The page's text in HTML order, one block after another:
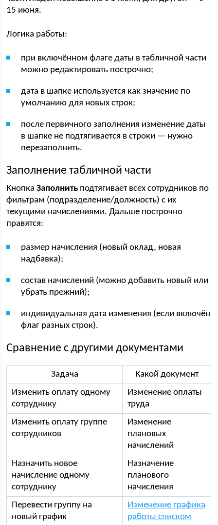
15 июня.
Логика работы:
при включённом флаге даты в табличной части
можно редактировать построчно;
дата в шапке используется как значение по
умолчанию для новых строк;
после первичного заполнения изменение даты
в шапке не подтягивается в строки — нужно
перезаполнить.
Заполнение табличной части
КнопкаЗаполнить подтягивает всех сотрудников по
фильтрам (подразделение/должность) с их
текущими начислениями. Дальше построчно
правятся:
размер начисления (новый оклад, новая
надбавка);
состав начислений (можно добавить новый или
убрать прежний);
индивидуальная дата изменения (если включён
флаг разных строк).
Сравнение с другими документами
Задача
Какой документ
Изменить оплату одному
сотруднику
Изменение оплаты
труда
Изменить оплату группе
сотрудников
Изменение
плановых
начислений
Назначить новое
начисление одному
сотруднику
Назначение
планового
начисления
Перевести группу на
новый график
Изменение графика
работы списком